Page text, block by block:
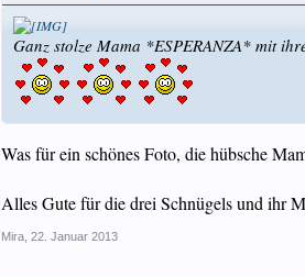
Ganz stolze Mama *ESPERANZA* mit
Was für ein schönes Foto, die hübsche
Alles Gute für die drei Schnügels und ihr
Mira 22. Januar 2013